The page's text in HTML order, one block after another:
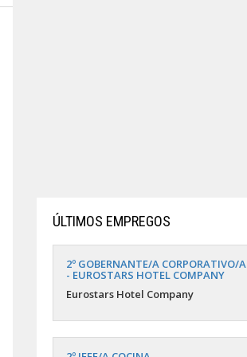
ÚLTIMOS EMPREGOS
2º GOBERNANTE/A CORPORATIVO/A
- EUROSTARS HOTEL COMPANY
Eurostars Hotel Company